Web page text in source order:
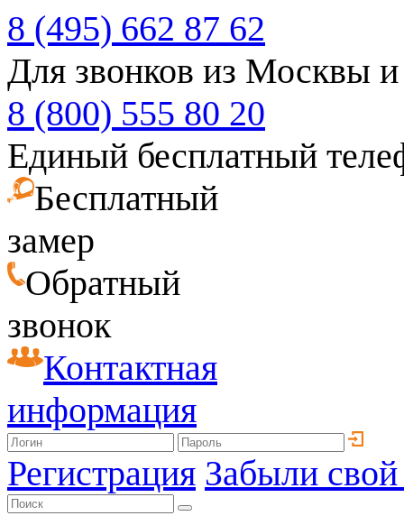
8 (495) 662 87 62
Для звонков из Москвы
8 (800) 555 80 20
Единый бесплатный
Бесплатный
замер
Обратный
звонок
Контактная
информация
Регистрация Забыли